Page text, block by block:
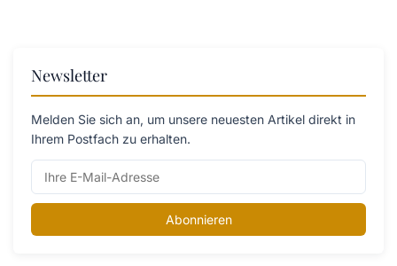
Newsletter
Melden Sie sich an, um unsere neuesten Artikel direkt in
Ihrem Postfach zu erhalten.
Abonnieren